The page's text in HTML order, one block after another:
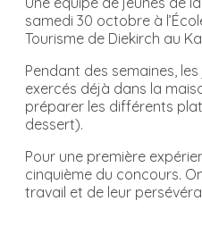
samedi 30 octobre à
Tourisme de Diekirch au
Pendant des semaines,
exercés déjà dans la
préparer les différents
dessert).
Pour une première
cinquième du concours.
travail et de leur